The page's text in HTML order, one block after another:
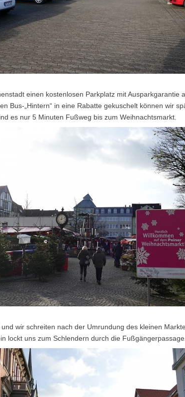
einen kostenlosen Parkplatz mit Ausparkgarantie
Bus-„Hintern“ in eine Rabatte gekuschelt können wir
es nur 5 Minuten Fußweg bis zum Weihnachtsmarkt.
wir schreiten nach der Umrundung des kleinen
lockt uns zum Schlendern durch die Fußgängerpassage.